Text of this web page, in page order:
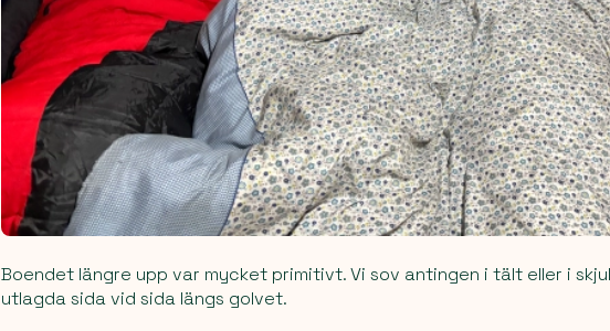
Boendet längre upp var mycket primitivt. Vi sov antingen i tält eller i
utlagda sida vid sida längs golvet.